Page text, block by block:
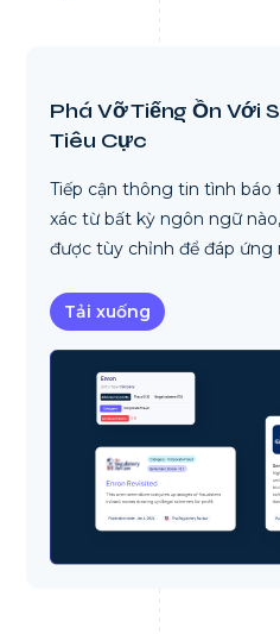
Phá Vỡ Tiếng Ồn Với
Tiêu Cực
Tiếp cận thông tin tình
xác từ bất kỳ ngôn ngữ
được tùy chỉnh để đáp ứng
Tải xuống